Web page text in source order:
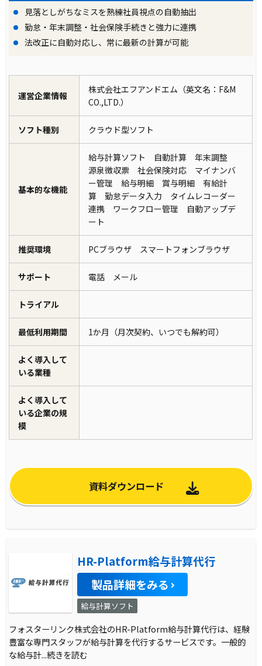
見落としがちなミスを熟練社員視点の自動抽出
勤怠・年末調整・社会保険手続きと強力に連携
法改正に自動対応し、常に最新の計算が可能
運営企業情報
株式会社エフアンドエム（英文名：F&M
CO.,LTD.）
ソフト種別 クラウド型ソフト
基本的な機能
給与計算ソフト 自動計算 年末調整
源泉徴収票 社会保険対応 マイナンバ
ー管理 給与明細 賞与明細 有給計
算 勤怠データ入力 タイムレコーダー
連携 ワークフロー管理 自動アップデ
ート
推奨環境 PCブラウザ スマートフォンブラウザ
サポート 電話 メール
トライアル
最低利用期間 1か月（月次契約、いつでも解約可）
よく導入して
いる業種
よく導入して
いる企業の規
模
資料ダウンロード
HR-Platform給与計算代行
製品詳細をみる
給与計算ソフト
フォスターリンク株式会社のHR-Platform給与計算代行は、経験
豊富な専門スタッフが給与計算を代行するサービスです。一般的
な給与計...続きを読む